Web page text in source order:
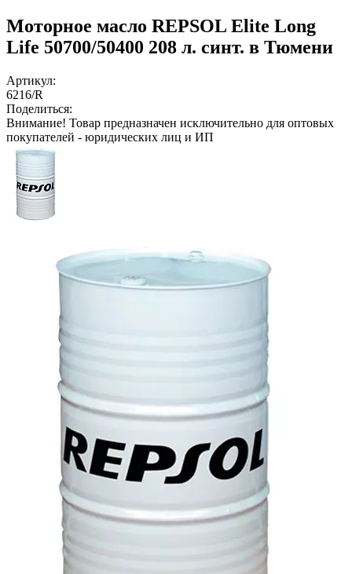
Моторное масло REPSOL Elite Long
Life 50700/50400 208 л. синт. в Тюмени
Артикул:
6216/R
Поделиться:
Внимание! Товар предназначен исключительно для оптовых
покупателей - юридических лиц и ИП